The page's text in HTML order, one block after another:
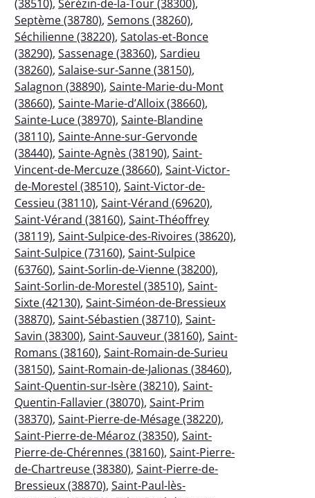
(38510), Sérézin-de-la-Tour (38300),
Septème (38780), Semons (38260),
Séchilienne (38220), Satolas-et-Bonce
(38290), Sassenage (38360), Sardieu
(38260), Salaise-sur-Sanne (38150),
Salagnon (38890), Sainte-Marie-du-Mont
(38660), Sainte-Marie-d’Alloix (38660),
Sainte-Luce (38970), Sainte-Blandine
(38110), Sainte-Anne-sur-Gervonde
(38440), Sainte-Agnès (38190), Saint-
Vincent-de-Mercuze (38660), Saint-Victor-
de-Morestel (38510), Saint-Victor-de-
Cessieu (38110), Saint-Vérand (69620),
Saint-Vérand (38160), Saint-Théoffrey
(38119), Saint-Sulpice-des-Rivoires (38620),
Saint-Sulpice (73160), Saint-Sulpice
(63760), Saint-Sorlin-de-Vienne (38200),
Saint-Sorlin-de-Morestel (38510), Saint-
Sixte (42130), Saint-Siméon-de-Bressieux
(38870), Saint-Sébastien (38710), Saint-
Savin (38300), Saint-Sauveur (38160), Saint-
Romans (38160), Saint-Romain-de-Surieu
(38150), Saint-Romain-de-Jalionas (38460),
Saint-Quentin-sur-Isère (38210), Saint-
Quentin-Fallavier (38070), Saint-Prim
(38370), Saint-Pierre-de-Mésage (38220),
Saint-Pierre-de-Méaroz (38350), Saint-
Pierre-de-Chérennes (38160), Saint-Pierre-
de-Chartreuse (38380), Saint-Pierre-de-
Bressieux (38870), Saint-Paul-lès-